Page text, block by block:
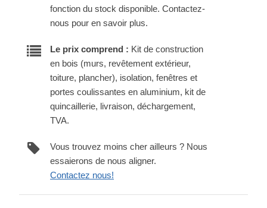
fonction du stock disponible. Contactez-
nous pour en savoir plus.
Le prix comprend : Kit de construction
en bois (murs, revêtement extérieur,
toiture, plancher), isolation, fenêtres et
portes coulissantes en aluminium, kit de
quincaillerie, livraison, déchargement,
TVA.
Vous trouvez moins cher ailleurs ? Nous
essaierons de nous aligner.
Contactez nous!